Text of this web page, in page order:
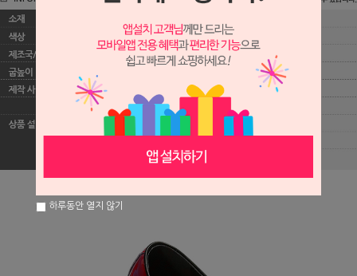
하루동안 열지 않기